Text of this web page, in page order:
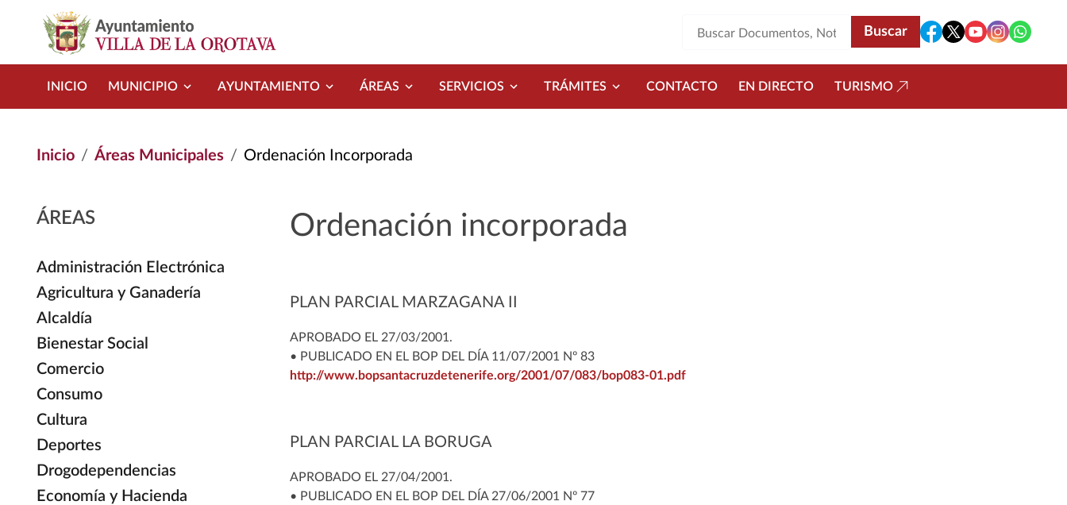
INICIO MUNICIPIO AYUNTAMIENTO ÁREAS SERVICIOS TRÁMITES CONTACTO EN DIRECTO TURISMO
Inicio Áreas Municipales Ordenación Incorporada
ÁREAS
Administración Electrónica
Agricultura y Ganadería
Alcaldía
Bienestar Social
Comercio
Consumo
Cultura
Deportes
Drogodependencias
Economía y Hacienda
Ordenación incorporada
PLAN PARCIAL MARZAGANA II
APROBADO EL 27/03/2001.
• PUBLICADO EN EL BOP DEL DÍA 11/07/2001 Nº 83
http://www.bopsantacruzdetenerife.org/2001/07/083/bop083-01.pdf
PLAN PARCIAL LA BORUGA
APROBADO EL 27/04/2001.
• PUBLICADO EN EL BOP DEL DÍA 27/06/2001 Nº 77